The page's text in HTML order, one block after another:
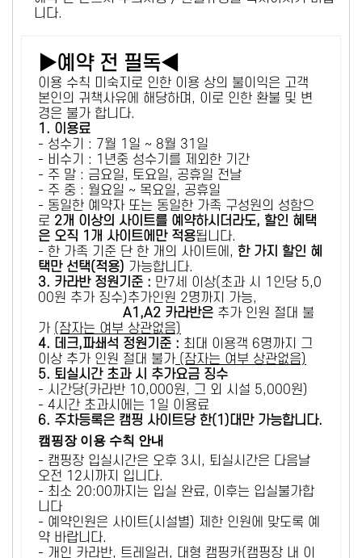
니다.
▶예약 전 필독◀
이용 수칙 미숙지로 인한 이용 상의 불이익은 고객
본인의 귀책사유에 해당하며, 이로 인한 환불 및 변
경은 불가 합니다.
1. 이용료
- 성수기 : 7월 1일 ~ 8월 31일
- 비수기 : 1년중 성수기를 제외한 기간
- 주 말 : 금요일, 토요일, 공휴일 전날
- 주 중 : 월요일 ~ 목요일, 공휴일
- 동일한 예약자 또는 동일한 가족 구성원의 성함으
로 2개 이상의 사이트를 예약하시더라도, 할인 혜택
은 오직 1개 사이트에만 적용됩니다.
- 한 가족 기준 단 한 개의 사이트에, 한 가지 할인 혜
택만 선택(적용) 가능합니다.
3. 카라반 정원기준 : 만7세 이상(초과 시 1인당 5,0
00원 추가 징수)추가인원 2명까지 가능,
A1,A2 카라반은 추가 인원 절대 불
가 (잠자는 여부 상관없음)
4. 데크,파쇄석 정원기준 : ​최대 이용객 6명까지 그
이상 추가 인원 절대 불가 (잠자는 여부 상관없음)
5. 퇴실시간 초과 시 추가요금 징수
- 시간당(카라반 10,000원, 그 외 시설 5,000원)
- 4시간 초과시에는 1일 이용료
6. 주차등록은 캠핑 사이트당 한(1)대만 가능합니다.
캠핑장 이용 수칙 안내
- 캠핑장 입실시간은 오후 3시, 퇴실시간은 다음날
오전 12시까지 입니다.
- 최소 20:00까지는 입실 완료, 이후는 입실불가합
니다
- 예약인원은 사이트(시설별) 제한 인원에 맞도록 예
약 바랍니다.
- 개인 카라반, 트레일러, 대형 캠핑카(캠핑장 내 이